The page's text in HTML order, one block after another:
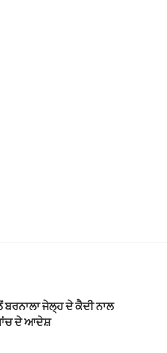
ਜੇਲ੍ਹ ਦੇ ਕੈਦੀ ਨਾਲ
ਦੇ ਆਦੇਸ਼